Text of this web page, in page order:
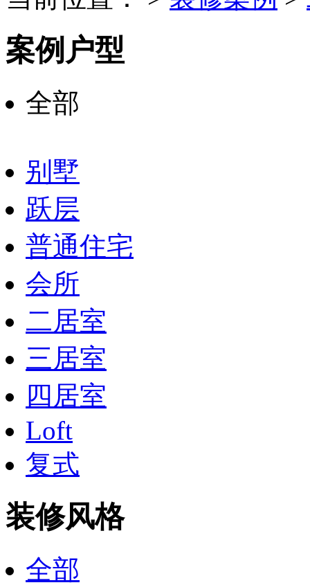
案例户型
全部
别墅
跃层
普通住宅
会所
二居室
三居室
四居室
Loft
复式
装修风格
全部